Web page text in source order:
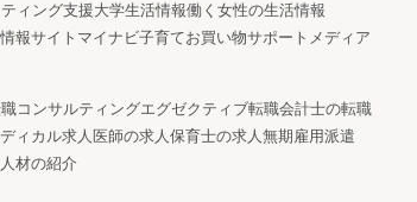
ィング支援大学生活情報働く女性の生活情報
報サイト マイナビ子育てお買い物サポートメディア
コンサルティングエグゼクティブ転職会計士の転職
ィカル求人 医師の求人保育士の求人無期雇用派遣
材の紹介